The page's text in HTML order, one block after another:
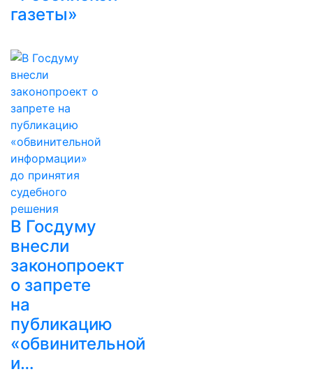
газеты»
В Госдуму
внесли
законопроект
о запрете
на
публикацию
«обвинительной
и…